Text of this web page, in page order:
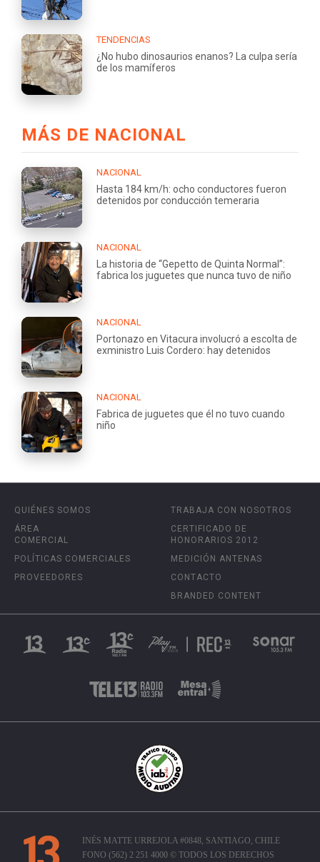
TENDENCIAS
¿No hubo dinosaurios enanos? La culpa sería
de los mamíferos
MÁS DE NACIONAL
NACIONAL
Hasta 184 km/h: ocho conductores fueron
detenidos por conducción temeraria
NACIONAL
La historia de “Gepetto de Quinta Normal”:
fabrica los juguetes que nunca tuvo de niño
NACIONAL
Portonazo en Vitacura involucró a escolta de
exministro Luis Cordero: hay detenidos
NACIONAL
Fabrica de juguetes que él no tuvo cuando
niño
QUIÉNES SOMOS
ÁREA
COMERCIAL
POLÍTICAS COMERCIALES
PROVEEDORES
TRABAJA CON NOSOTROS
CERTIFICADO DE
HONORARIOS 2012
MEDICIÓN ANTENAS
CONTACTO
BRANDED CONTENT
INÉS MATTE URREJOLA #0848, SANTIAGO, CHILE
FONO (562) 2 251 4000 © TODOS LOS DERECHOS